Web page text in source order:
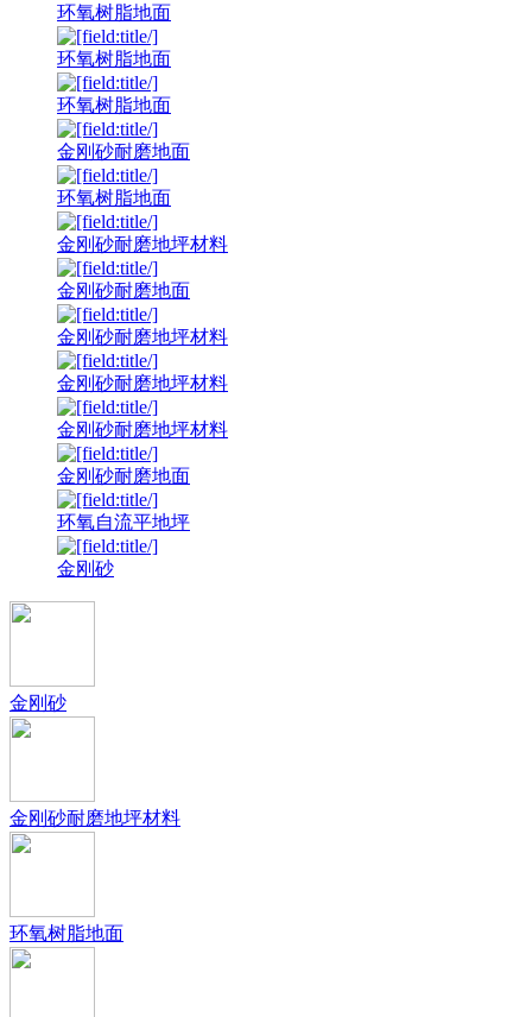
环氧树脂地面
环氧树脂地面
环氧树脂地面
金刚砂耐磨地面
环氧树脂地面
金刚砂耐磨地坪材料
金刚砂耐磨地面
金刚砂耐磨地坪材料
金刚砂耐磨地坪材料
金刚砂耐磨地坪材料
金刚砂耐磨地面
环氧自流平地坪
金刚砂
金刚砂
金刚砂耐磨地坪材料
环氧树脂地面